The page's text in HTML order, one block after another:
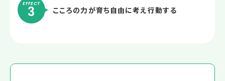
EFFECT
3 こころの力が育ち 自由に考え行動する